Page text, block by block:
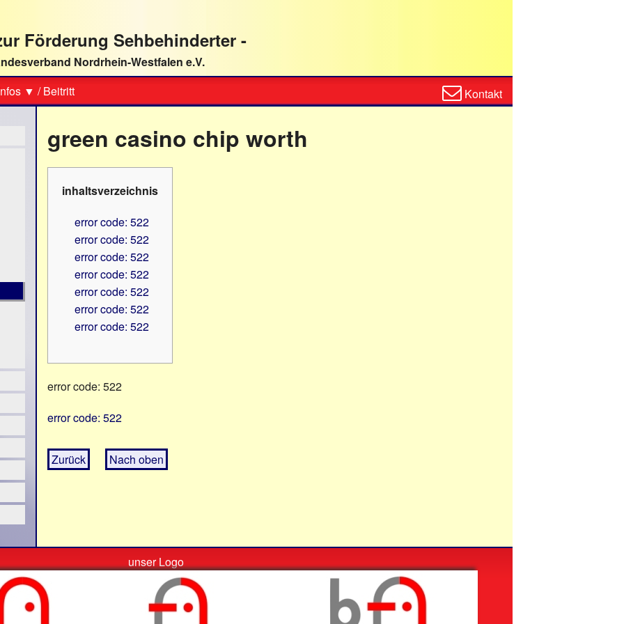
Förderung Sehbehinderter -
Nordrhein-Westfalen e.V.
▼ /Beitritt
Kontaktformular
Kontakt
green casino chip worth
inhaltsverzeichnis
error code: 522
error code: 522
error code: 522
error code: 522
error code: 522
error code: 522
error code: 522
error code: 522
error code: 522
Zurück Nach oben
unser Logo